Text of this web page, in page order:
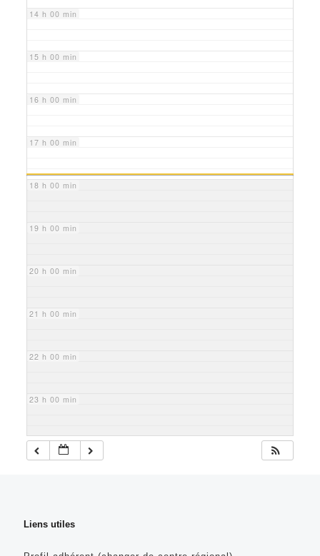
14 h 00 min
15 h 00 min
16 h 00 min
17 h 00 min
18 h 00 min
19 h 00 min
20 h 00 min
21 h 00 min
22 h 00 min
23 h 00 min
Liens utiles